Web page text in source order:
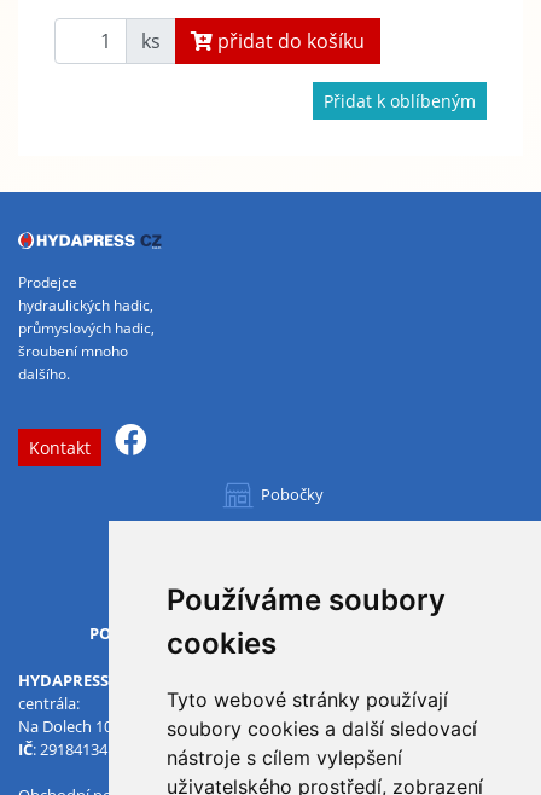
Používáme soubory
cookies
Tyto webové stránky používají
soubory cookies a další sledovací
nástroje s cílem vylepšení
uživatelského prostředí, zobrazení
ks přidat do košíku
Přidat k oblíbeným
Prodejce
hydraulických hadic,
průmyslových hadic,
šroubení mnoho
dalšího.
Kontakt
Pobočky
OTVÍRACÍ DOBA
PO-PÁ
HYDAPRESS CZ s.r.o.
centrála:
Na Dolech 109 586 01 Jihlava
IČ: 29184134 : CZ29184134